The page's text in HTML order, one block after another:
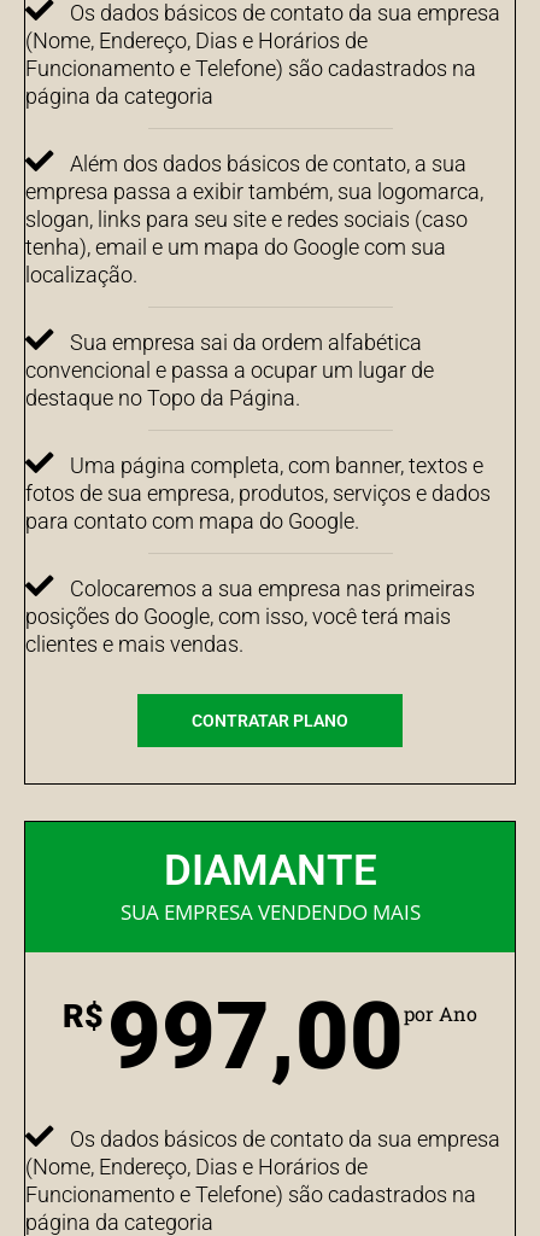
Os dados básicos de contato da sua empresa
(Nome, Endereço, Dias e Horários de
Funcionamento e Telefone) são cadastrados na
página da categoria
Além dos dados básicos de contato, a sua
empresa passa a exibir também, sua logomarca,
slogan, links para seu site e redes sociais (caso
tenha), email e um mapa do Google com sua
localização.
Sua empresa sai da ordem alfabética
convencional e passa a ocupar um lugar de
destaque no Topo da Página.
Uma página completa, com banner, textos e
fotos de sua empresa, produtos, serviços e dados
para contato com mapa do Google.
Colocaremos a sua empresa nas primeiras
posições do Google, com isso, você terá mais
clientes e mais vendas.
CONTRATAR PLANO
DIAMANTE
SUA EMPRESA VENDENDO MAIS
R$ 997,00por Ano
Os dados básicos de contato da sua empresa
(Nome, Endereço, Dias e Horários de
Funcionamento e Telefone) são cadastrados na
página da categoria